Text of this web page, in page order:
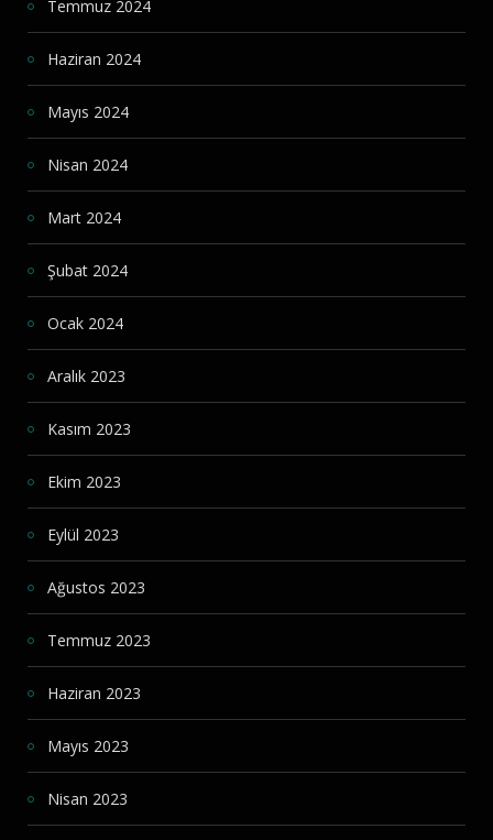
Temmuz 2024
Haziran 2024
Mayıs 2024
Nisan 2024
Mart 2024
Şubat 2024
Ocak 2024
Aralık 2023
Kasım 2023
Ekim 2023
Eylül 2023
Ağustos 2023
Temmuz 2023
Haziran 2023
Mayıs 2023
Nisan 2023